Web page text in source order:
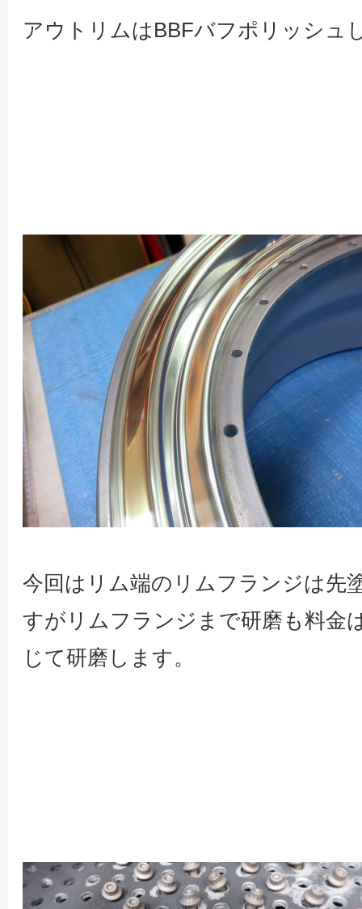
アウトリムはBBFバフポリッシュ
今回はリム端のリムフランジは先
すがリムフランジまで研磨も料金
じて研磨します。